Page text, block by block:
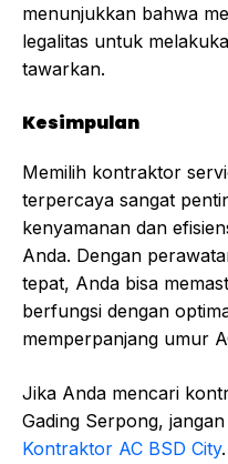
menunjukkan bahwa
legalitas untuk
tawarkan.
Kesimpulan
Memilih kontraktor
terpercaya sangat
kenyamanan dan
Anda. Dengan
tepat, Anda bisa
berfungsi dengan
memperpanjang umur
Jika Anda mencari
Gading Serpong,
Kontraktor AC BSD City